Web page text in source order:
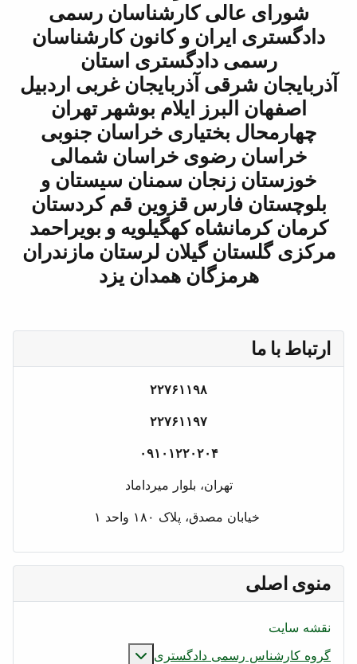
رسمی
و کانون کارشناسان
استان
غربی اردبیل
بوشهر تهران
خراسان جنوبی
خراسان شمالی
سمنان سیستان و
قزوین قم کردستان
و بویراحمد
لرستان مازندران
همدان یزد
بیشتر درباره: گروه کارشناس رسمی دادگستری